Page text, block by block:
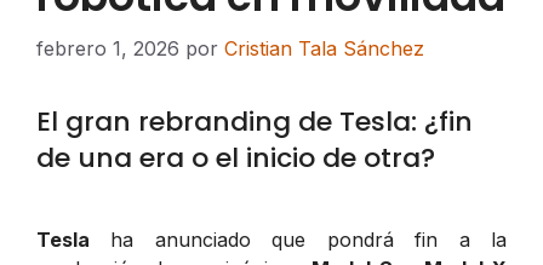
febrero 1, 2026 por Cristian Tala Sánchez
El gran rebranding de Tesla: ¿fin
de una era o el inicio de otra?
Tesla ha anunciado que pondrá fin a la